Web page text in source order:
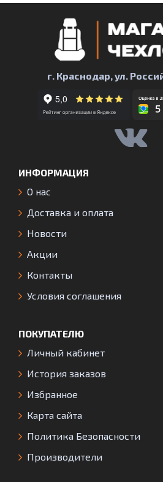
г. Краснодар, ул.
ИНФОРМАЦИЯ
О нас
Доставка и оплата
Новости
Акции
Контакты
Условия соглашения
ПОКУПАТЕЛЮ
Личный кабинет
История заказов
Избранное
Карта сайта
Политика Безопасности
Производители